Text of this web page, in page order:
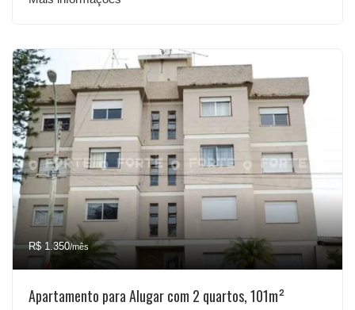
R$ 1.350/mês
Apartamento para Alugar com 2 quartos, 101m²